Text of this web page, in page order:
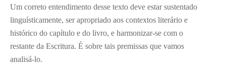
Um correto entendimento desse texto deve estar sustentado
linguísticamente, ser apropriado aos contextos literário e
histórico do capítulo e do livro, e harmonizar-se com o
restante da Escritura. É sobre tais premissas que vamos
analisá-lo.